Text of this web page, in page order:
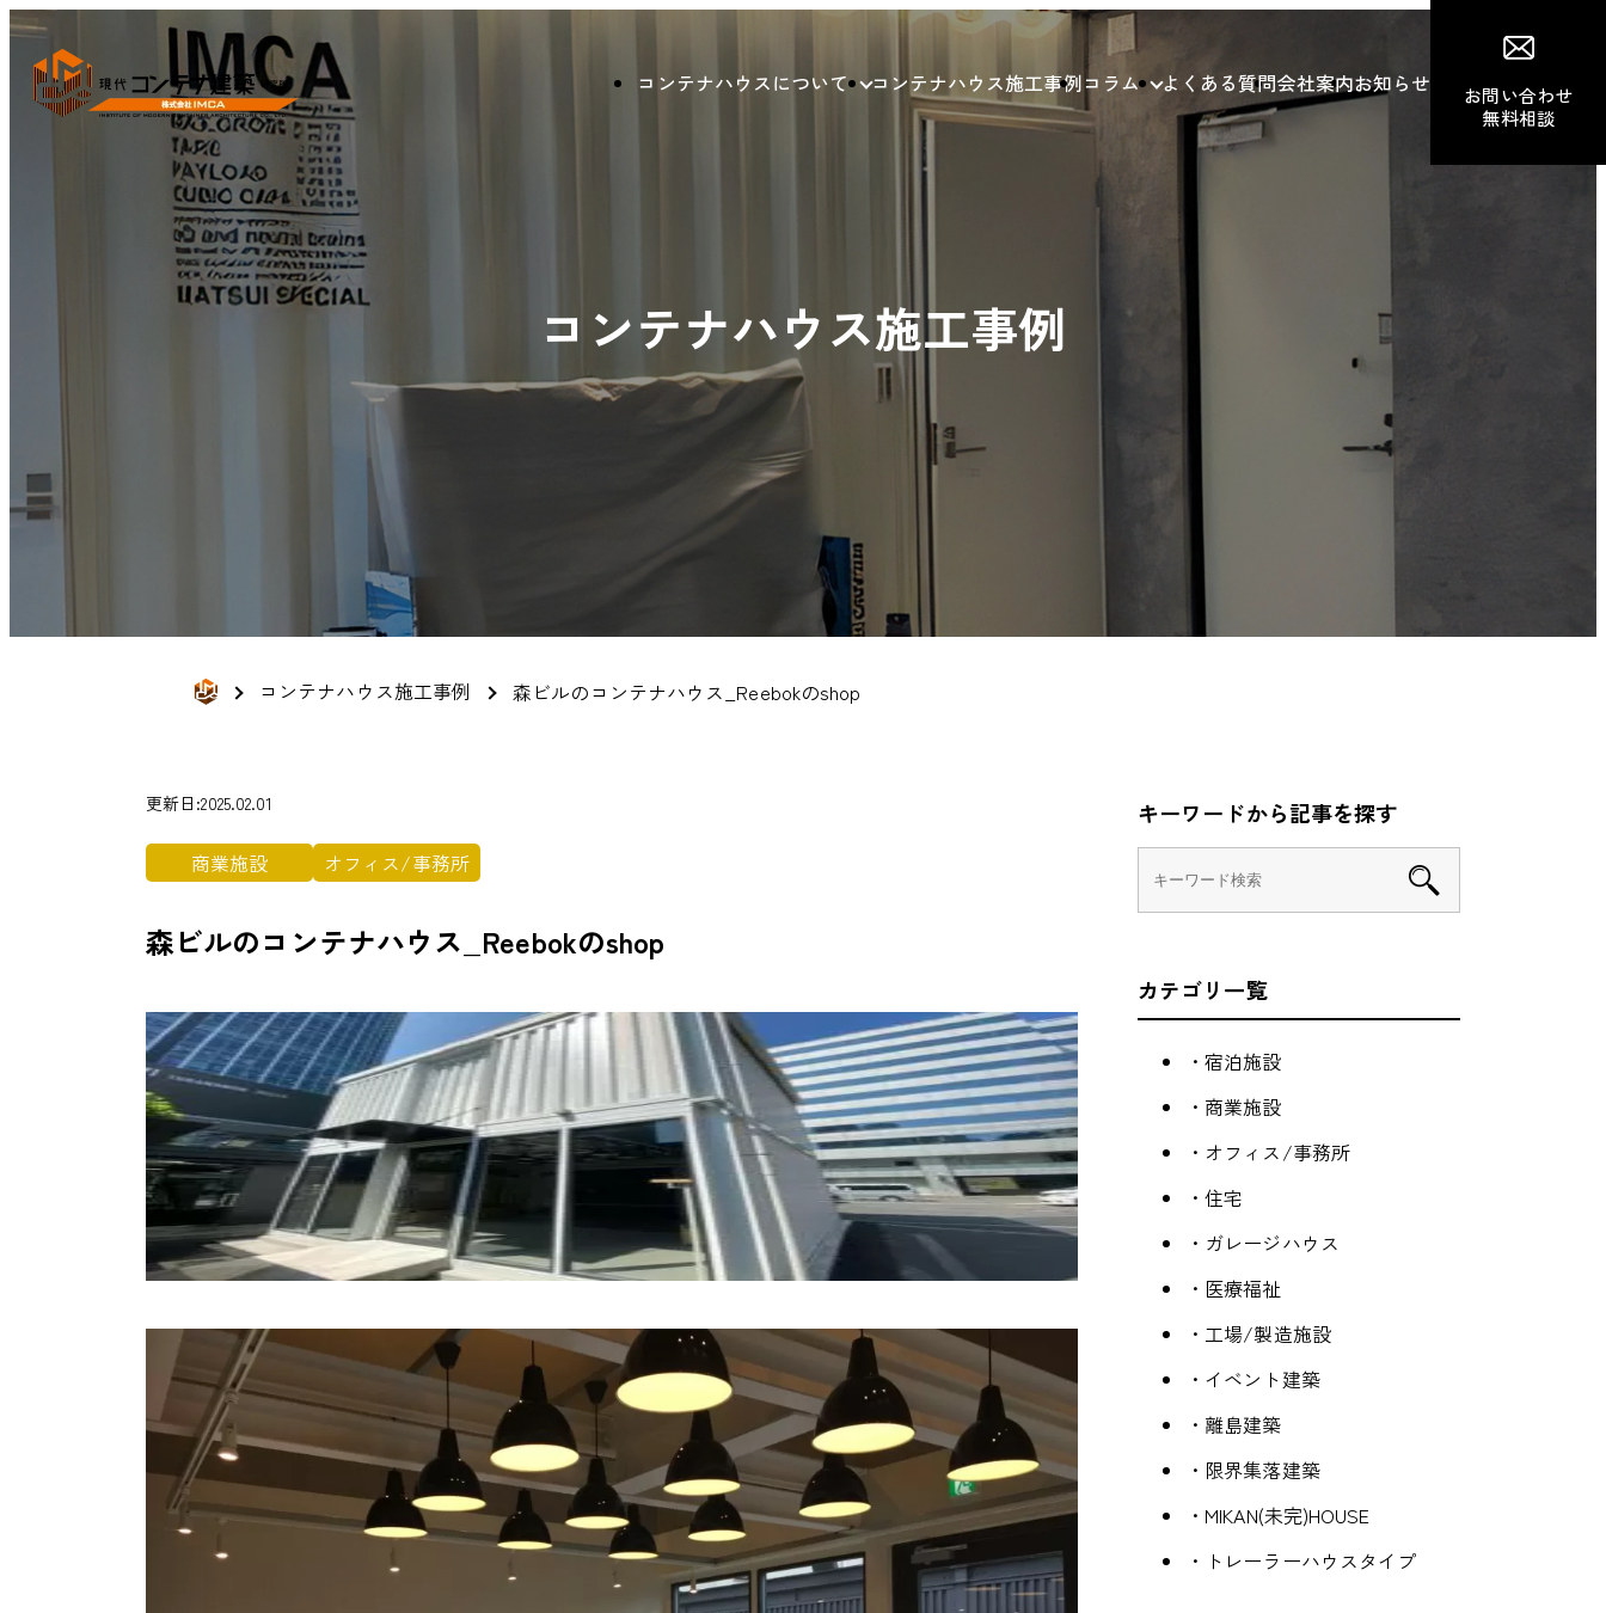
コンテナハウスについて コンテナハウス施工事例コラム よくある質問会社案内お知らせ
お問い合わせ
無料相談
コンテナハウス施工事例
コンテナハウス施工事例 森ビルのコンテナハウス_Reebokのshop
更新日:2025.02.01
商業施設 オフィス/事務所
森ビルのコンテナハウス_Reebokのshop
キーワードから記事を探す
カテゴリ一覧
・宿泊施設
・商業施設
・オフィス/事務所
・住宅
・ガレージハウス
・医療福祉
・工場/製造施設
・イベント建築
・離島建築
・限界集落建築
・MIKAN(未完)HOUSE
・トレーラーハウスタイプ